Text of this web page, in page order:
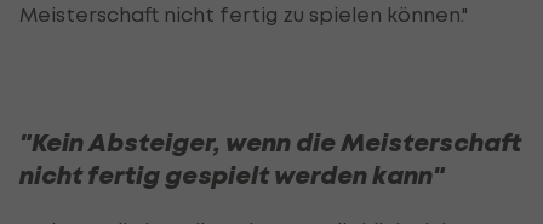
Meisterschaft nicht fertig zu spielen können."
"Kein Absteiger, wenn die Meisterschaft
nicht fertig gespielt werden kann"